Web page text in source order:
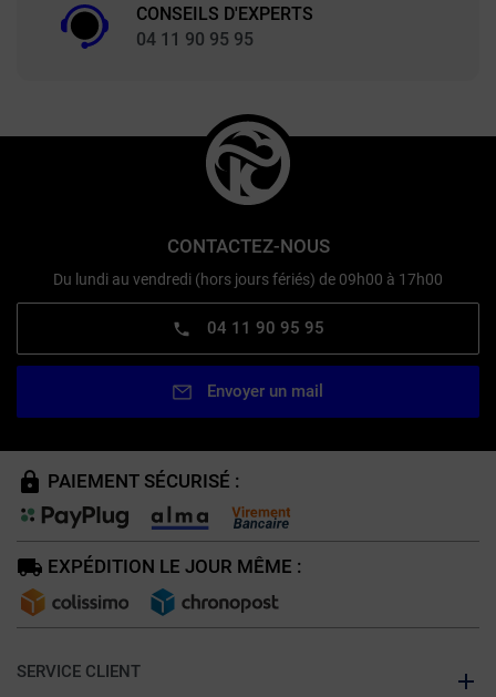
CONSEILS D'EXPERTS
04 11 90 95 95
CONTACTEZ-NOUS
Du lundi au vendredi (hors jours fériés) de 09h00 à 17h00
04 11 90 95 95
Envoyer un mail
PAIEMENT SÉCURISÉ :
EXPÉDITION LE JOUR MÊME :
SERVICE CLIENT